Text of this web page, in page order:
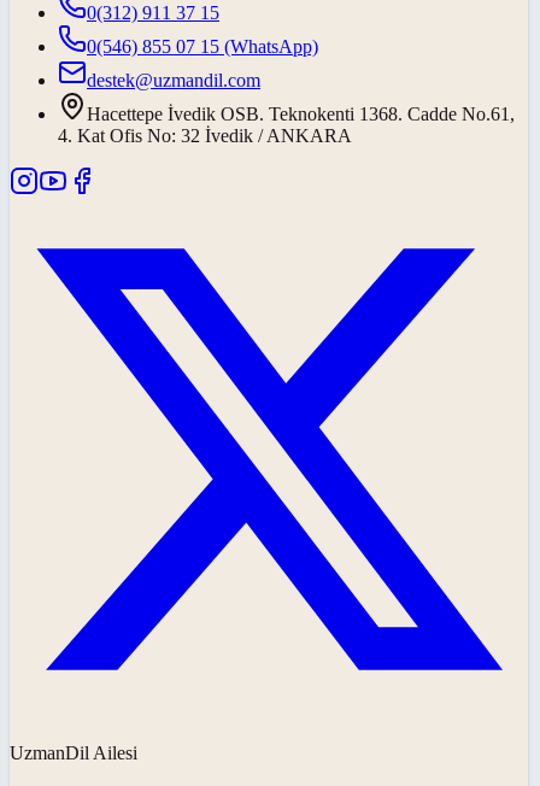
0(312) 911 37 15
0(546) 855 07 15 (WhatsApp)
destek@uzmandil.com
Hacettepe İvedik OSB. Teknokenti 1368. Cadde No.61,
4. Kat Ofis No: 32 İvedik / ANKARA
UzmanDil Ailesi